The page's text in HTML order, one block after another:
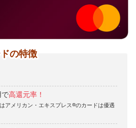
の特徴
で高還元率！
アメリカン・エキスプレス®のカードは優遇